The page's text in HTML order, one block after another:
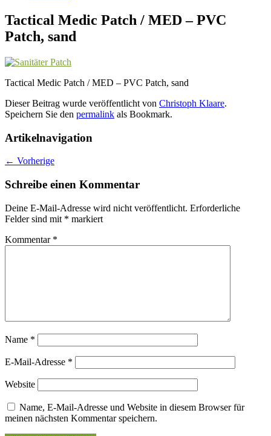
Tactical Medic Patch / MED – PVC
Patch, sand
Tactical Medic Patch / MED – PVC Patch, sand
Dieser Beitrag wurde veröffentlicht von Christoph Klaare.
Speichern Sie den permalink als Bookmark.
Artikelnavigation
← Vorherige
Schreibe einen Kommentar
Deine E-Mail-Adresse wird nicht veröffentlicht. Erforderliche
Felder sind mit * markiert
Kommentar *
Name *
E-Mail-Adresse *
Website
Name, E-Mail-Adresse und Website in diesem Browser für
meinen nächsten Kommentar speichern.